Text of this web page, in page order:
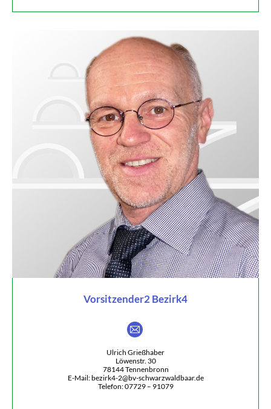
Vorsitzender2 Bezirk4
Ulrich Grießhaber
Löwenstr. 30
78144 Tennenbronn
E-Mail: bezirk4-2@bv-schwarzwaldbaar.de
Telefon: 07729 – 91079
E-
mail